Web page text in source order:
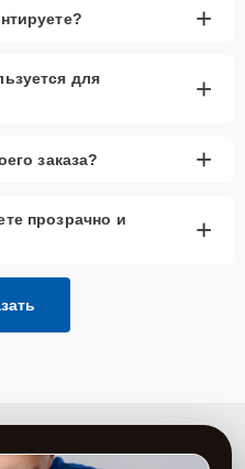
+
для
+
заказа? +
прозрачно и
+